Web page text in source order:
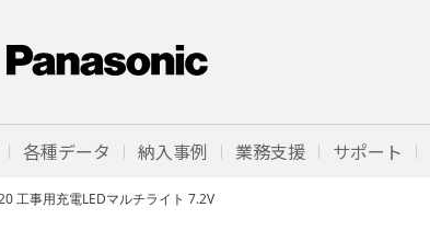
各種データ 納入事例 業務支援 サポート
工事用充電LEDマルチライト 7.2V